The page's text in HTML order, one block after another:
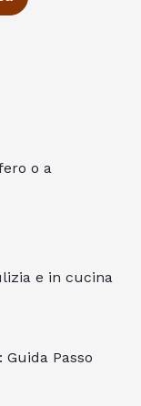
o a
e in cucina
Passo